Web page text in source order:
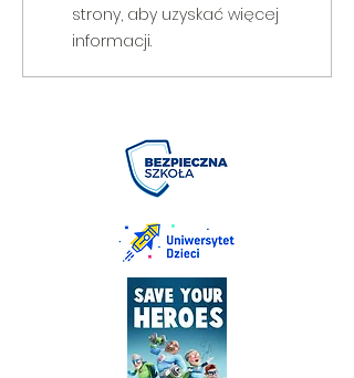
strony, aby uzyskać więcej
informacji.